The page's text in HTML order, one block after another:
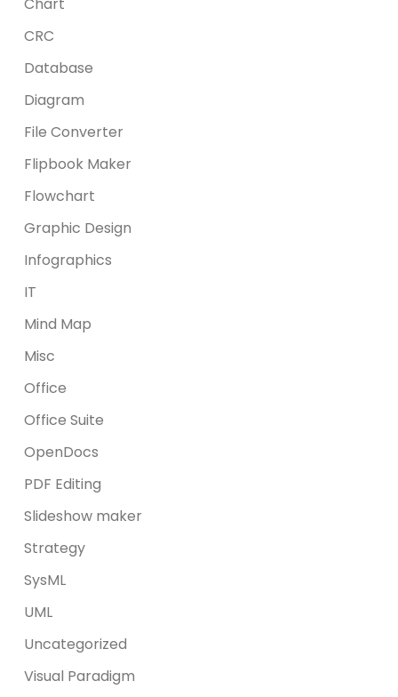
CRC
Database
Diagram
File Converter
Flipbook Maker
Flowchart
Graphic Design
Infographics
IT
Mind Map
Misc
Office
Office Suite
OpenDocs
PDF Editing
Slideshow maker
Strategy
SysML
UML
Uncategorized
Visual Paradigm